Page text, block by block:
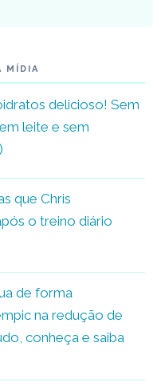
MÍDIA
delicioso! Sem
leite e sem
que Chris
o treino diário
de forma
na redução de
conheça e saiba